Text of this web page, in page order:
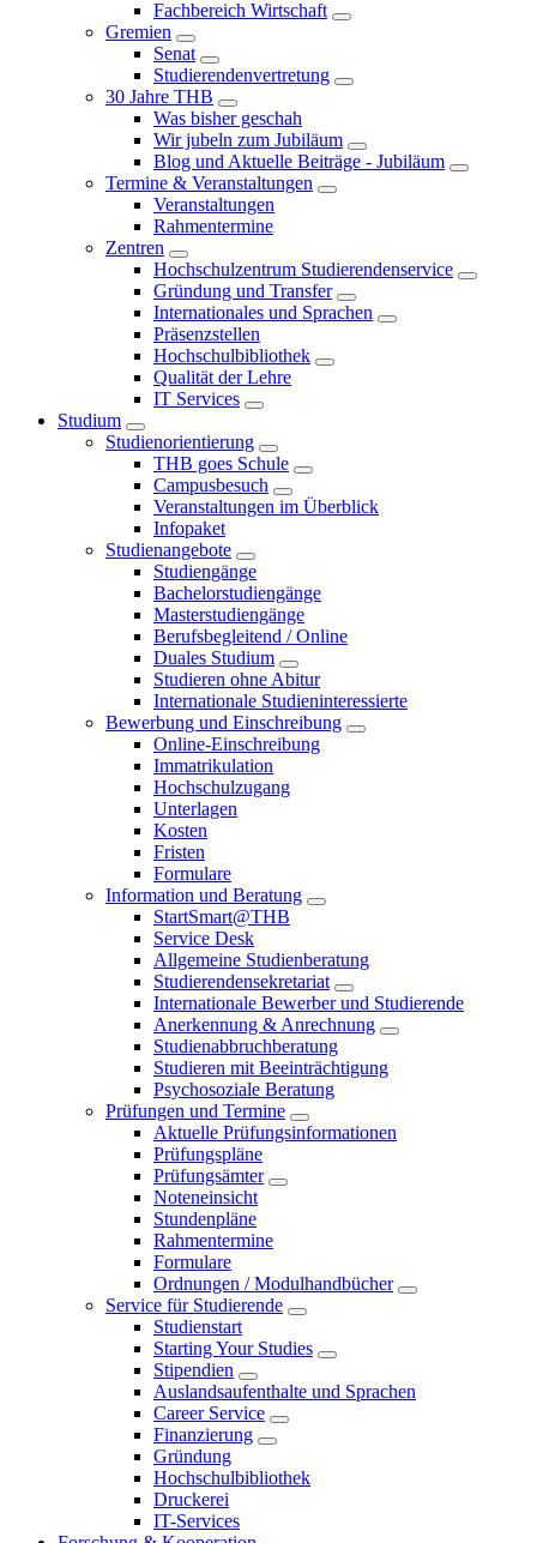
Fachbereich Wirtschaft
Gremien
Senat
Studierendenvertretung
30 Jahre THB
Was bisher geschah
Wir jubeln zum Jubiläum
Blog und Aktuelle Beiträge - Jubiläum
Termine & Veranstaltungen
Veranstaltungen
Rahmentermine
Zentren
Hochschulzentrum Studierendenservice
Gründung und Transfer
Internationales und Sprachen
Präsenzstellen
Hochschulbibliothek
Qualität der Lehre
IT Services
Studium
Studienorientierung
THB goes Schule
Campusbesuch
Veranstaltungen im Überblick
Infopaket
Studienangebote
Studiengänge
Bachelorstudiengänge
Masterstudiengänge
Berufsbegleitend / Online
Duales Studium
Studieren ohne Abitur
Internationale Studieninteressierte
Bewerbung und Einschreibung
Online-Einschreibung
Immatrikulation
Hochschulzugang
Unterlagen
Kosten
Fristen
Formulare
Information und Beratung
StartSmart@THB
Service Desk
Allgemeine Studienberatung
Studierendensekretariat
Internationale Bewerber und Studierende
Anerkennung & Anrechnung
Studienabbruchberatung
Studieren mit Beeinträchtigung
Psychosoziale Beratung
Prüfungen und Termine
Aktuelle Prüfungsinformationen
Prüfungspläne
Prüfungsämter
Noteneinsicht
Stundenpläne
Rahmentermine
Formulare
Ordnungen / Modulhandbücher
Service für Studierende
Studienstart
Starting Your Studies
Stipendien
Auslandsaufenthalte und Sprachen
Career Service
Finanzierung
Gründung
Hochschulbibliothek
Druckerei
IT-Services